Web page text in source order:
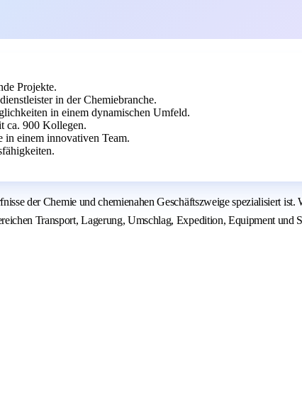
Projekte.
in der Chemiebranche.
in einem dynamischen Umfeld.
ca. 900 Kollegen.
einem innovativen Team.
der Chemie und chemienahen Geschäftszweige spezialisiert
Transport, Lagerung, Umschlag, Expedition, Equipment und